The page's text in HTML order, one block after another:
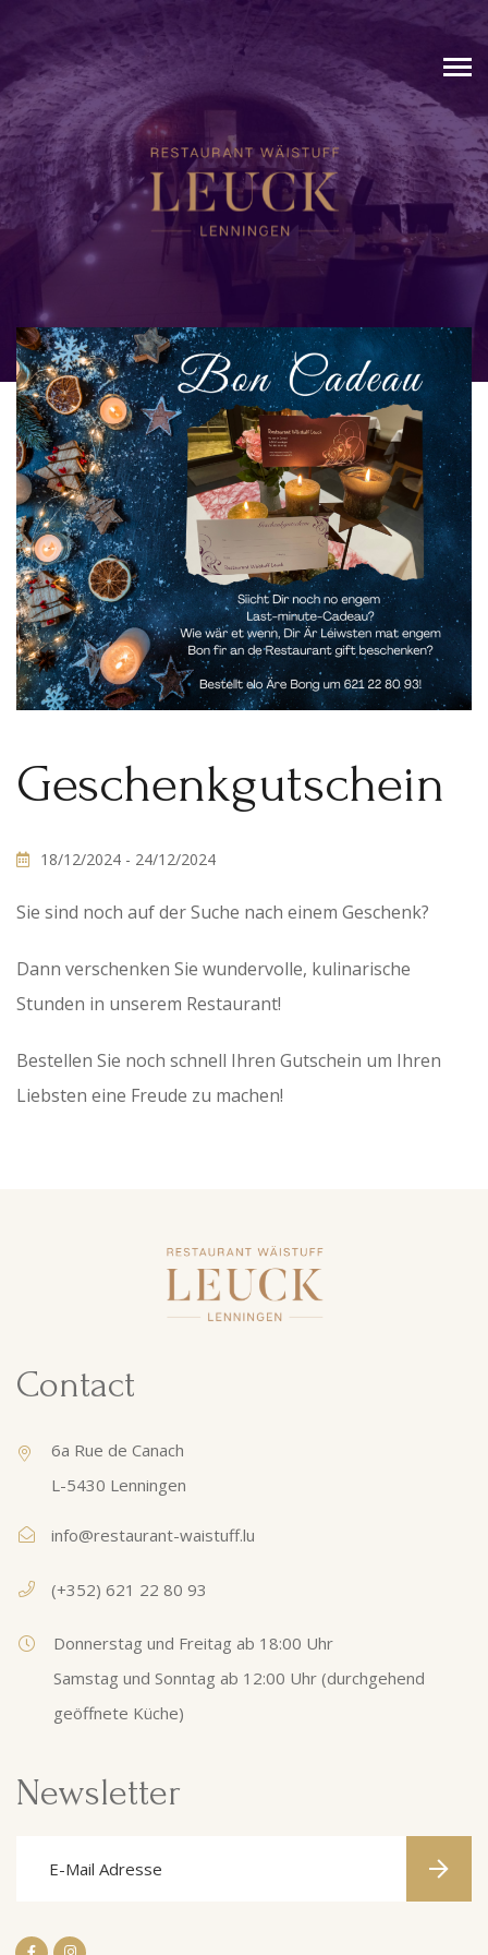
Geschenkgutschein
18/12/2024 - 24/12/2024
Sie sind noch auf der Suche nach einem Geschenk?
Dann verschenken Sie wundervolle, kulinarische
Stunden in unserem Restaurant!
Bestellen Sie noch schnell Ihren Gutschein um Ihren
Liebsten eine Freude zu machen!
Contact
6a Rue de Canach
L-5430 Lenningen
info@restaurant-waistuff.lu
(+352) 621 22 80 93
Donnerstag und Freitag ab 18:00 Uhr
Samstag und Sonntag ab 12:00 Uhr (durchgehend
geöffnete Küche)
Newsletter